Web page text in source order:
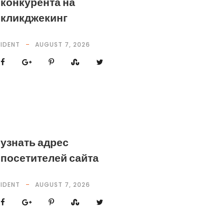
кликджекинг
IDENT AUGUST 7, 2026
узнать адрес
посетителей сайта
IDENT AUGUST 7, 2026